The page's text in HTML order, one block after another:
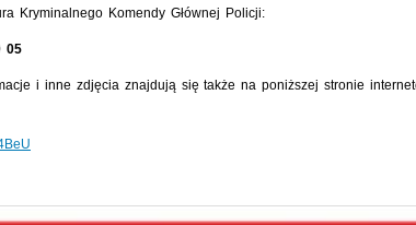
Kryminalnego Komendy Głównej Policji:
05
i inne zdjęcia znajdują się także na poniższej stronie